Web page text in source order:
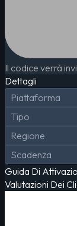
Il codice verrà
Dettagli
Piattaforma
Tipo
Regione
Scadenza
Guida Di
Valutazioni Dei